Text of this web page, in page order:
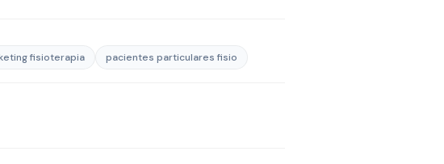
fisioterapia pacientes particulares fisio